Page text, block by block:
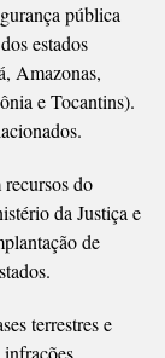
pública
estados
Amazonas,
e Tocantins).
do
da Justiça e
de
terrestres e